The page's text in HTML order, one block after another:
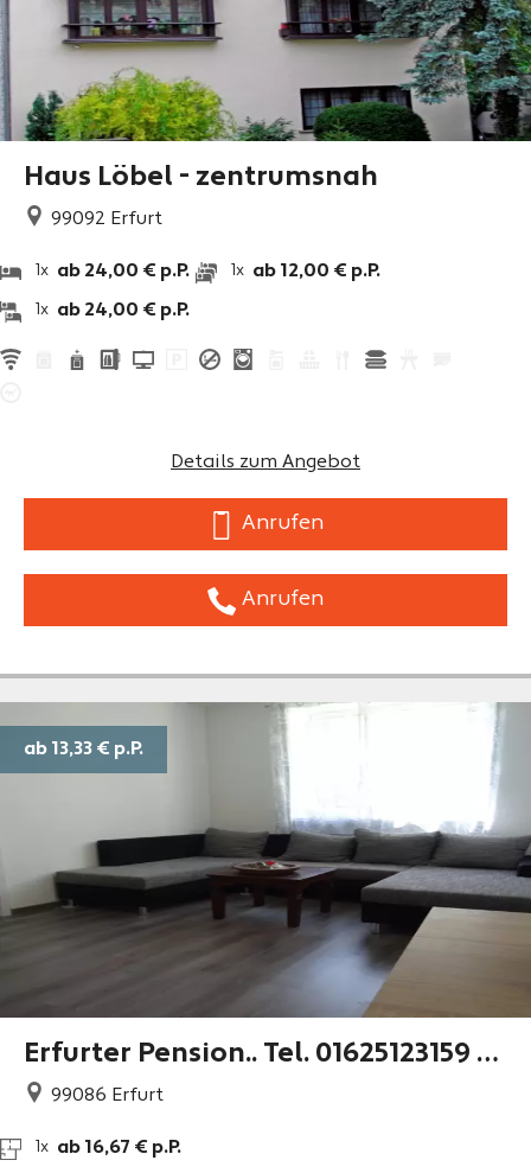
Haus Löbel - zentrumsnah
99092 Erfurt
1x ab 24,00 € p.P.
1x ab 24,00 € p.P.
1x ab 12,00 € p.P.
Details zum Angebot
Anrufen
Anrufen
Erfurter Pension.. Tel. 01625123159 sa
mir_2001@live.de
99086 Erfurt
1x ab 16,67 € p.P.
ab 13,33 € p.P.